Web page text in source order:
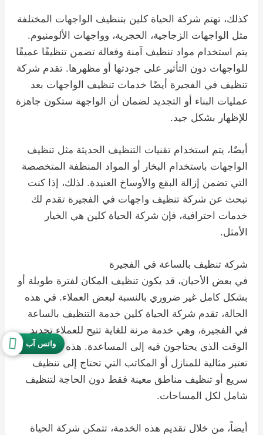
كذلك، تهتم شركة الحياة كلين بتنظيف الواجهات المختلفة
مثل الواجهات الزجاجية، الحجرية، وواجهات الألومنيوم.
يتم استخدام مواد تنظيف آمنة وفعالة تضمن تنظيفًا عميقًا
للواجهات دون التأثير على جودتها أو مظهرها. تقدم شركة
تنظيف في الفجيرة أيضًا خدمات تنظيف الواجهات بعد
عمليات البناء أو التجديد لضمان أن الواجهة ستكون جاهزة
للإظهار بشكل جيد.
أيضًا، يتم استخدام تقنيات التنظيف الحديثة مثل تنظيف
الواجهات باستخدام البخار أو المواد المنظفة المتخصصة
التي تضمن إزالة البقع والأوساخ العنيدة. لذلك، إذا كنت
تبحث عن شركة تنظيف واجهات في الفجيرة تقدم لك
خدمات احترافية، فإن شركة الحياة كلين هي الخيار
الأمثل.
شركة تنظيف بالساعة في الفجيرة
في بعض الأحيان، قد يكون تنظيف المكان لفترة طويلة أو
بشكل كامل غير ضروري بالنسبة لبعض العملاء. في هذه
الحالة، تقدم شركة الحياة كلين خدمة التنظيف بالساعة
في الفجيرة، وهي خدمة مرنة للغاية تتيح للعملاء تحديد
الوقت الذي يحتاجون فيه إلى المساعدة. هذه الخدمة
تعتبر مثالية للمنازل أو المكاتب التي تحتاج إلى تنظيف
سريع أو تنظيف مناطق معينة فقط دون الحاجة لتنظيف
شامل لكل المساحات.
أيضاً، من خلال تقديم هذه الخدمة، تتمكن شركة الحياة
واتس آب